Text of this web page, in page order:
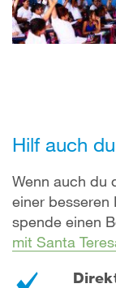
Hilf auch du
Wenn auch du
einer besseren
spende einen
mit Santa